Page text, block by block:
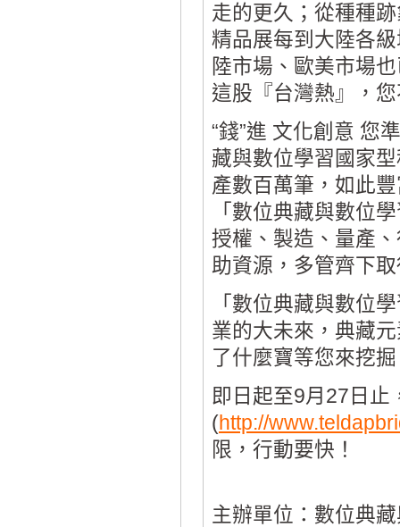
走的更久；從種種
精品展每到大陸各
陸市場、歐美市場
這股『台灣熱』，
“錢”進 文化創意 您
藏與數位學習國家
產數百萬筆，如此
「數位典藏與數位
授權、製造、量產
助資源，多管齊下
「數位典藏與數位
業的大未來，典藏
了什麼寶等您來挖
即日起至9月27日
(http://
限，行動要快！
主辦單位：數位典